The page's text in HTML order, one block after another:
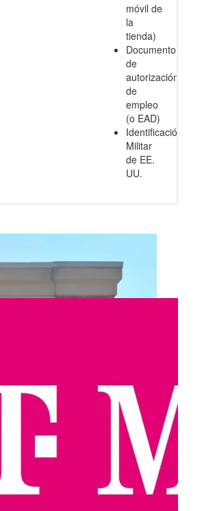
móvil de
la
tienda)
Documento
de
autorización
de
empleo
(o EAD)
Identificación
Militar
de EE.
UU.